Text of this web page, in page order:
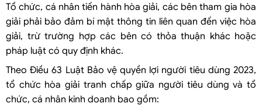
Tổ chức, cá nhân tiến hành hòa giải, các bên tham gia hòa
giải phải bảo đảm bí mật thông tin liên quan đến việc hòa
giải, trừ trường hợp các bên có thỏa thuận khác hoặc
pháp luật có quy định khác.
Theo Điều 63 Luật Bảo vệ quyền lợi người tiêu dùng 2023,
tổ chức hòa giải tranh chấp giữa người tiêu dùng và tổ
chức, cá nhân kinh doanh bao gồm: